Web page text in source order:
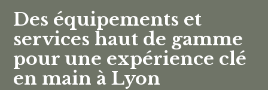
Des équipements et
services haut de gamme
pour une expérience clé
en main à Lyon